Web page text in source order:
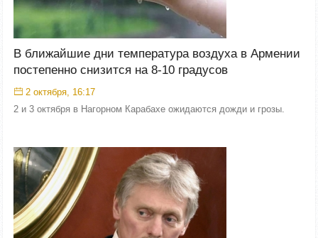
В ближайшие дни температура воздуха в Армении
постепенно снизится на 8-10 градусов
2 октября, 16:17
2 и 3 октября в Нагорном Карабахе ожидаются дожди и грозы.